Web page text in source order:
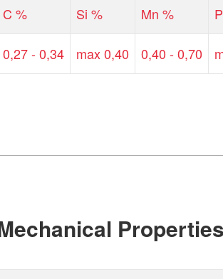
C % Si % Mn %
0,27 - 0,34 max 0,40 0,40 - 0,70